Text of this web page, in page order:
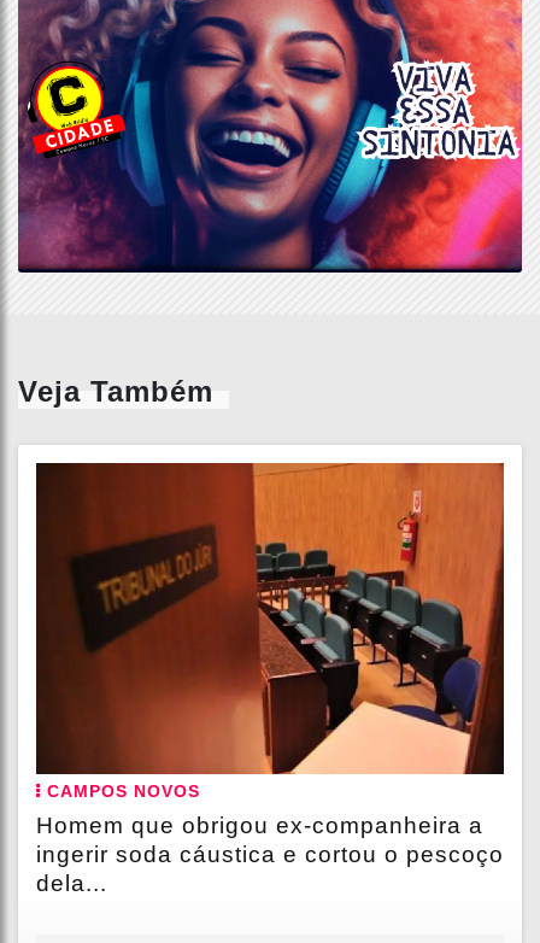
Veja Também
CAMPOS NOVOS
Homem que obrigou ex-companheira a
ingerir soda cáustica e cortou o pescoço
dela...